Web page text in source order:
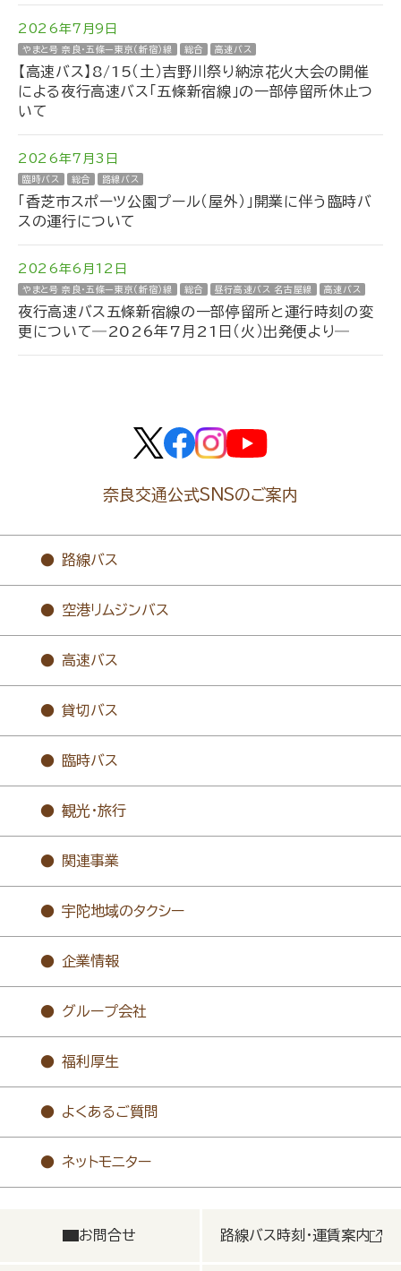
2026年7月9日
やまと号 奈良・五條ー東京（新宿）線 総合 高速バス
【高速バス】8/15（土）吉野川祭り納涼花火大会の開催
による夜行高速バス「五條新宿線」の一部停留所休止つ
いて
2026年7月3日
臨時バス 総合 路線バス
「香芝市スポーツ公園プール（屋外）」開業に伴う臨時バ
スの運行について
2026年6月12日
やまと号 奈良・五條ー東京（新宿）線 総合 昼行高速バス 名古屋線 高速バス
夜行高速バス五條新宿線の一部停留所と運行時刻の変
更について―2026年7月21日（火）出発便より―
奈良交通公式SNSのご案内
路線バス
空港リムジンバス
高速バス
貸切バス
臨時バス
観光・旅行
関連事業
宇陀地域のタクシー
企業情報
グループ会社
福利厚生
よくあるご質問
ネットモニター
お問合せ 路線バス時刻・運賃案内